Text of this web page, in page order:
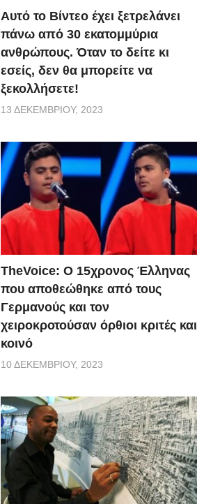
Αυτό το Βίντεο έχει ξετρελάνει
πάνω από 30 εκατομμύρια
ανθρώπους. Όταν το δείτε κι
εσείς, δεν θα μπορείτε να
ξεκολλήσετε!
13 ΔΕΚΕΜΒΡΊΟΥ, 2023
TheVoice: Ο 15χρονος Έλληνας
που αποθεώθηκε από τους
Γερμανούς και τον
χειροκροτούσαν όρθιοι κριτές και
κοινό
10 ΔΕΚΕΜΒΡΊΟΥ, 2023